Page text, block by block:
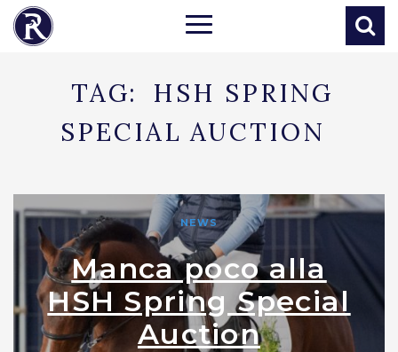
TAG:
HSH SPRING
SPECIAL AUCTION
NEWS
Manca poco alla
HSH Spring Special
Auction